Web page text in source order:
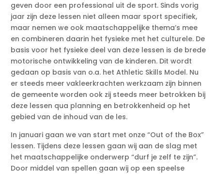
geven door een professional uit de sport. Sinds vorig
jaar zijn deze lessen niet alleen maar sport specifiek,
maar nemen we ook maatschappelijke thema’s mee
en combineren daarin het fysieke met het culturele. De
basis voor het fysieke deel van deze lessen is de brede
motorische ontwikkeling van de kinderen. Dit wordt
gedaan op basis van o.a. het Athletic Skills Model. Nu
er steeds meer vakleerkrachten werkzaam zijn binnen
de gemeente worden ook zij steeds meer betrokken bij
deze lessen qua planning en betrokkenheid op het
gebied van de inhoud van de les.
In januari gaan we van start met onze “Out of the Box”
lessen. Tijdens deze lessen gaan wij aan de slag met
het maatschappelijke onderwerp “durf je zelf te zijn”.
Door middel van spellen gaan wij op een speelse